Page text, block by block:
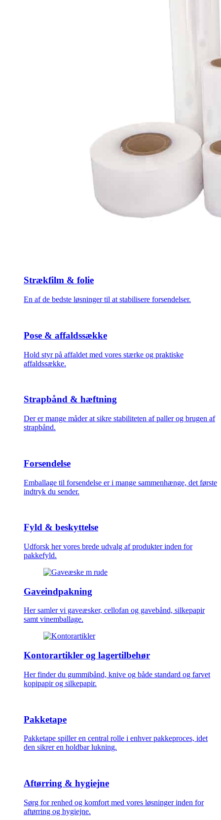
Strækfilm & folie
En af de bedste løsninger til at stabilisere forsendelser.
Pose & affaldssække
Hold styr på affaldet med vores stærke og praktiske
affaldssække.
Strapbånd & hæftning
Der er mange måder at sikre stabiliteten af paller og brugen af
strapbånd.
Forsendelse
Emballage til forsendelse er i mange sammenhænge, det første
indtryk du sender.
Fyld & beskyttelse
Udforsk her vores brede udvalg af produkter inden for
pakkefyld.
Gaveindpakning
Her samler vi gaveæsker, cellofan og gavebånd, silkepapir
samt vinemballage.
Kontorartikler og lagertilbehør
Her finder du gummibånd, knive og både standard og farvet
kopipapir og silkepapir.
Pakketape
Pakketape spiller en central rolle i enhver pakkeproces, idet
den sikrer en holdbar lukning.
Aftørring & hygiejne
Sørg for renhed og komfort med vores løsninger inden for
aftørring og hygiejne.